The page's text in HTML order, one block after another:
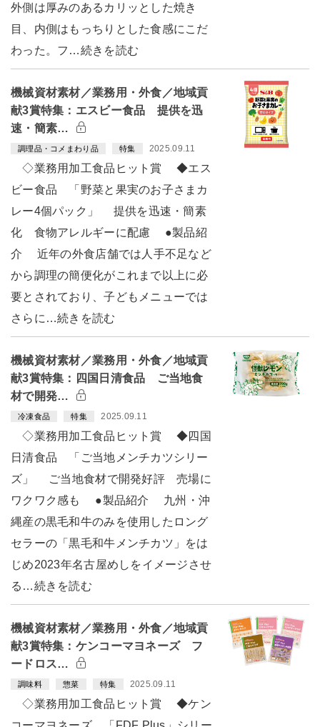
外側は厚みのあるカリッとした焼き
目、内側はもっちりとした食感にこだ
わった。フ…続きを読む
機械資材素材／業務用・外食／地域貢
献3賞特集：エスビー食品 提供を迅
速・簡素…
調理品・コメまわり品 特集 2025.09.11
◇業務用加工食品ヒット賞 ◆エス
ビー食品 「野菜と果実のお子さまカ
レー4個パック」 提供を迅速・簡素
化 食物アレルギーに配慮 ●製品紹
介 近年の外食店舗では人手不足など
から調理の簡便化がこれまで以上に必
要とされており、子どもメニューでは
さらに…続きを読む
機械資材素材／業務用・外食／地域貢
献3賞特集：四国日清食品 ご当地食
材で開発…
冷凍食品 特集 2025.09.11
◇業務用加工食品ヒット賞 ◆四国
日清食品 「ご当地メンチカツシリー
ズ」 ご当地食材で開発好評 売場に
ワクワク感も ●製品紹介 九州・沖
縄産の黒毛和牛のみを使用したロング
セラーの「黒毛和牛メンチカツ」をは
じめ2023年名古屋めしをイメージさせ
る…続きを読む
機械資材素材／業務用・外食／地域貢
献3賞特集：ケンコーマヨネーズ フ
ードロス…
調味料 惣菜 特集 2025.09.11
◇業務用加工食品ヒット賞 ◆ケン